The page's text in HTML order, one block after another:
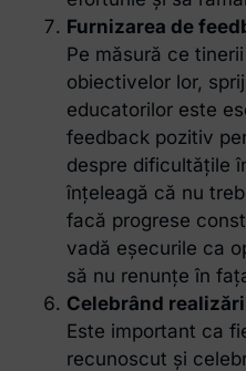
Furnizarea de
Pe măsură ce
obiectivelor lor,
educatorilor este
feedback pozitiv
despre dificultățile
înțeleagă că nu
facă progrese
vadă eșecurile ca
să nu renunțe în
Celebrând
Este important ca
recunoscut și